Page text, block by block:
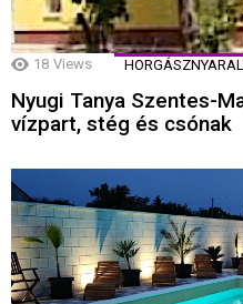
18 Views
Nyugi Tanya Szentes-
vízpart, stég és csónak